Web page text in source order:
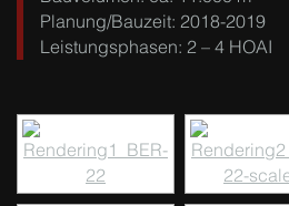
Planung/Bauzeit: 2018-2019
Leistungsphasen: 2 – 4 HOAI